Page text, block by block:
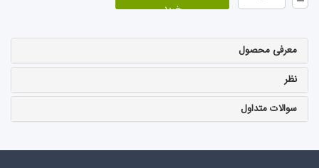
خرید
معرفی محصول
نظر
سوالات متداول